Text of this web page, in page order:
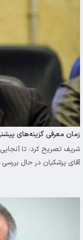
زمان معرفی گزینه‌های
شریف تصریح کرد: تا آنجایی
آقای پزشکیان در حال